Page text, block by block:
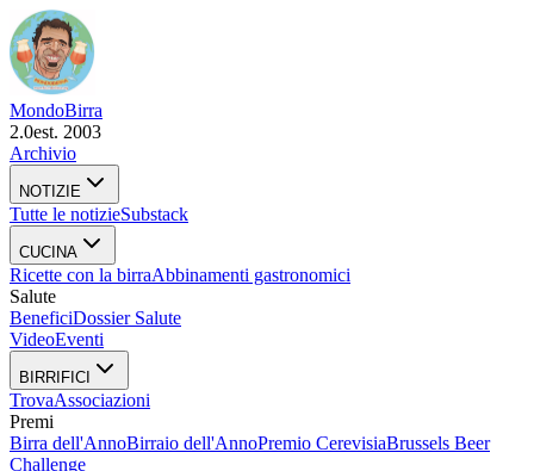
MondoBirra
2.0est. 2003
Archivio
NOTIZIE
Tutte le notizieSubstack
CUCINA
Ricette con la birraAbbinamenti gastronomici
Salute
BeneficiDossier Salute
VideoEventi
BIRRIFICI
TrovaAssociazioni
Premi
Birra dell'AnnoBirraio dell'AnnoPremio CerevisiaBrussels Beer
Challenge